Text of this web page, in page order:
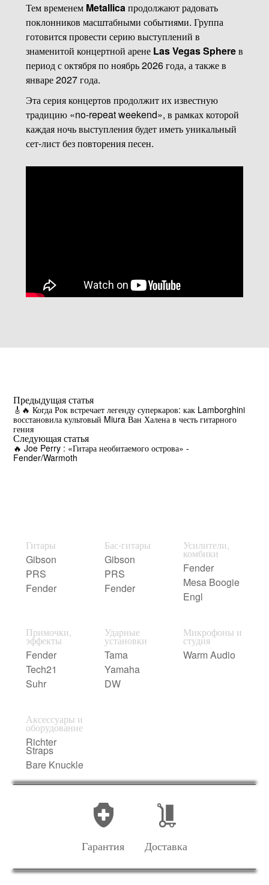
Тем временем Metallicaпродолжают радовать
поклонников масштабными событиями. Группа
готовится провести серию выступлений в
знаменитой концертной арене Las Vegas Sphereв
период с октября по ноябрь 2026 года, а также в
январе 2027 года.
Эта серия концертов продолжит их известную
традицию «no-repeat weekend», в рамках которой
каждая ночь выступления будет иметь уникальный
сет-лист без повторения песен.
Предыдущая статья
🎸🔥 Когда Рок встречает легенду суперкаров: как Lamborghini
восстановила культовый Miura Ван Халена в честь гитарного
гения
Следующая статья
🔥 Joe Perry : «Гитара необитаемого острова» -
Fender/Warmoth
Гитары
Gibson
PRS
Fender
Бас-гитары
Gibson
PRS
Fender
Усилители,
комбики
Fender
Mesa Boogie
Engl
Примочки,
эффекты
Fender
Tech21
Suhr
Ударные
установки
Tama
Yamaha
DW
Микрофоны и
студия
Warm Audio
Аксессуары и
оборудование
Richter
Straps
Bare Knuckle
Гарантия Доставка